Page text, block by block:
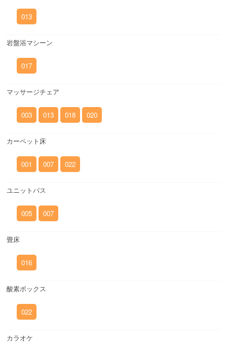
013
岩盤浴マシーン
017
マッサージチェア
003 013 018 020
カーペット床
001 007 022
ユニットバス
005 007
畳床
016
酸素ボックス
022
カラオケ